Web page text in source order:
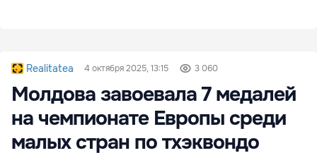
Realitatea 4 октября 2025, 13:15 3 060
Молдова завоевала 7 медалей
на чемпионате Европы среди
малых стран по тхэквондо